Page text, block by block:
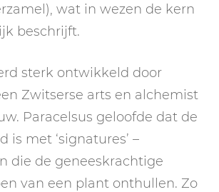
wat in wezen de kern
beschrijft.
sterk ontwikkeld door
Zwitserse arts en alchemist
Paracelsus geloofde dat de
is met ‘signatures’ –
die de geneeskrachtige
van een plant onthullen. Zo